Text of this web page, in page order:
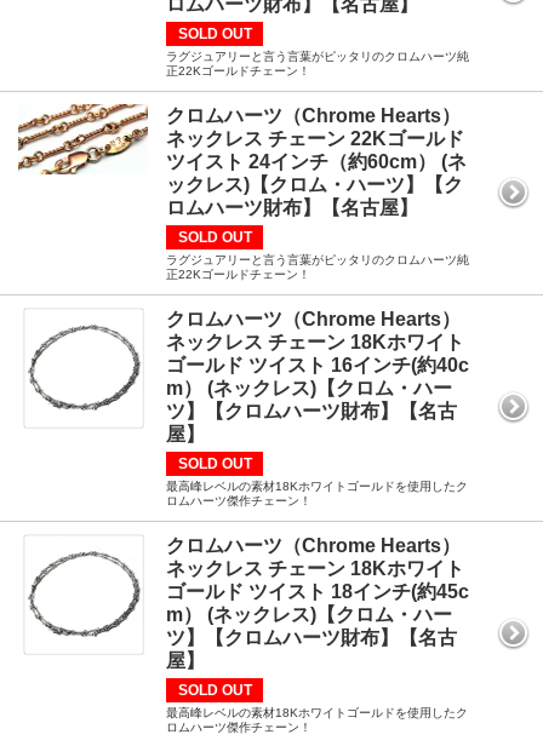
ロムハーツ財布】【名古屋】
SOLD OUT
ラグジュアリーと言う言葉がピッタリのクロムハーツ純
正22Kゴールドチェーン！
クロムハーツ（Chrome Hearts）
ネックレス チェーン 22Kゴールド
ツイスト 24インチ（約60cm） (ネ
ックレス)【クロム・ハーツ】【ク
ロムハーツ財布】【名古屋】
SOLD OUT
ラグジュアリーと言う言葉がピッタリのクロムハーツ純
正22Kゴールドチェーン！
クロムハーツ（Chrome Hearts）
ネックレス チェーン 18Kホワイト
ゴールド ツイスト 16インチ(約40c
m） (ネックレス)【クロム・ハー
ツ】【クロムハーツ財布】【名古
屋】
SOLD OUT
最高峰レベルの素材18Kホワイトゴールドを使用したク
ロムハーツ傑作チェーン！
クロムハーツ（Chrome Hearts）
ネックレス チェーン 18Kホワイト
ゴールド ツイスト 18インチ(約45c
m） (ネックレス)【クロム・ハー
ツ】【クロムハーツ財布】【名古
屋】
SOLD OUT
最高峰レベルの素材18Kホワイトゴールドを使用したク
ロムハーツ傑作チェーン！